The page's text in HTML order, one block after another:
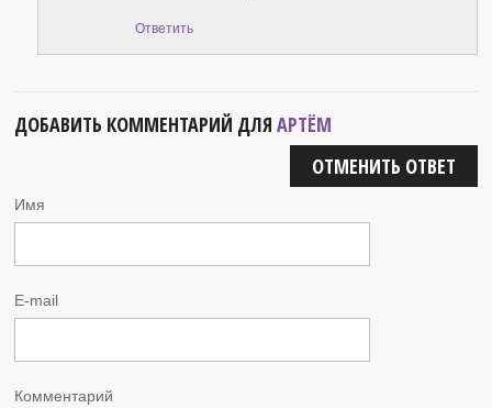
Ответить
ДОБАВИТЬ КОММЕНТАРИЙ ДЛЯАРТЁМ
ОТМЕНИТЬ ОТВЕТ
Имя
E-mail
Комментарий